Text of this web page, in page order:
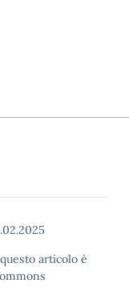
articolo è